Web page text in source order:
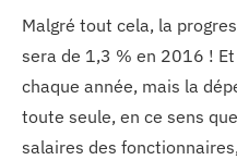
Malgré tout cela, la
sera de 1,3 % en 2016 !
chaque année, mais la
toute seule, en ce sens
salaires des